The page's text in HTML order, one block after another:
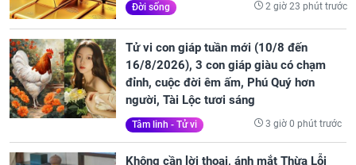
Đời sống 2 giờ 23 phút trước
Tử vi con giáp tuần mới (10/8 đến
16/8/2026), 3 con giáp giàu có chạm
đỉnh, cuộc đời êm ấm, Phú Quý hơn
người, Tài Lộc tươi sáng
Tâm linh - Tử vi 3 giờ 0 phút trước
Không cần lời thoại, ánh mắt Thừa Lỗi